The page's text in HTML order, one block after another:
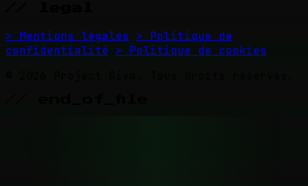
> Mentions légales
> Politique de
confidentialité > Politique de cookies